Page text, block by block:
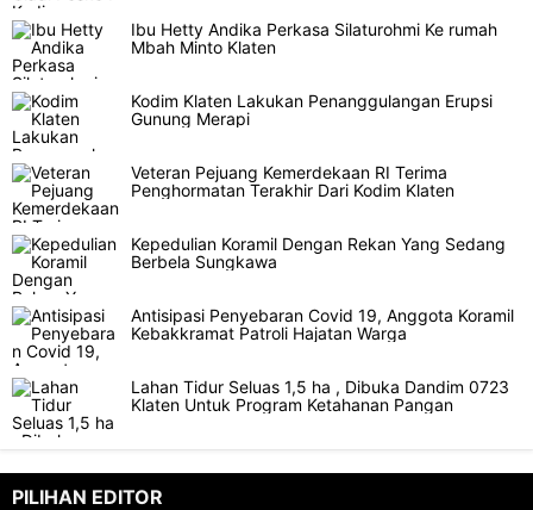
Ibu Hetty Andika Perkasa Silaturohmi Ke rumah
Mbah Minto Klaten
Kodim Klaten Lakukan Penanggulangan Erupsi
Gunung Merapi
Veteran Pejuang Kemerdekaan RI Terima
Penghormatan Terakhir Dari Kodim Klaten
Kepedulian Koramil Dengan Rekan Yang Sedang
Berbela Sungkawa
Antisipasi Penyebaran Covid 19, Anggota Koramil
Kebakkramat Patroli Hajatan Warga
Lahan Tidur Seluas 1,5 ha , Dibuka Dandim 0723
Klaten Untuk Program Ketahanan Pangan
PILIHAN EDITOR